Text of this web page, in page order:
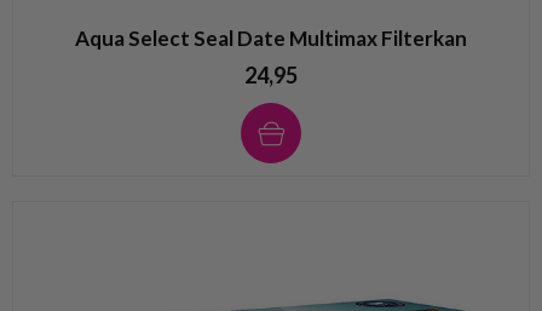
Aqua Select Seal Date Multimax Filterkan
24,95